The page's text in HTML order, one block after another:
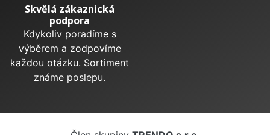
Skvělá zákaznická
podpora
Kdykoliv poradíme s
výběrem a zodpovíme
každou otázku. Sortiment
známe poslepu.